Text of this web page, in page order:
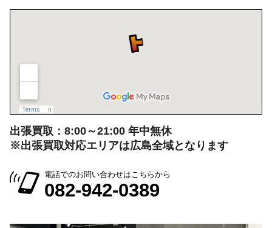
出張買取：8:00～21:00 年中無休
※出張買取対応エリアは広島全域となります
電話でのお問い合わせはこちらから
082-942-0389